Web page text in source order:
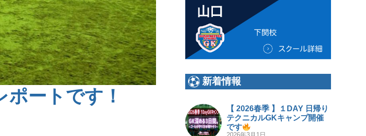
ートです！
新着情報
【 2026春季 】１DAY 日帰り
テクニカルGKキャンプ開催
です